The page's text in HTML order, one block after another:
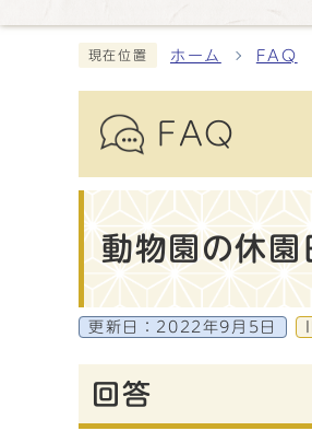
現在位置 ホーム FAQ
FAQ
動物園の休園
更新日： 2022年9月5日
回答